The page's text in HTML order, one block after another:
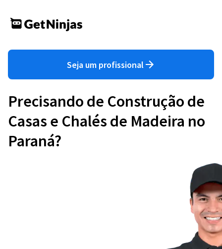
Seja um profissional
Precisando de Construção de
Casas e Chalés de Madeira no
Paraná?